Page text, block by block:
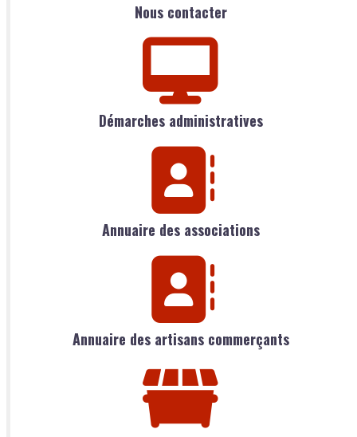
Nous contacter
Démarches administratives
Annuaire des associations
Annuaire des artisans commerçants